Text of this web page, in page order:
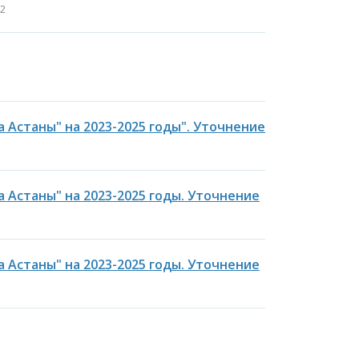
на 2023-2025 годы". Уточнение
на 2023-2025 годы. Уточнение
на 2023-2025 годы. Уточнение